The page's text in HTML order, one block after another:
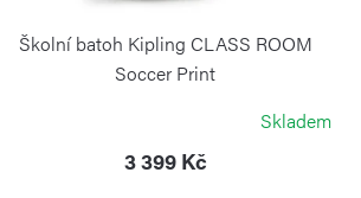
Školní batoh Kipling CLASS ROOM
Soccer Print
Skladem
3 399 Kč